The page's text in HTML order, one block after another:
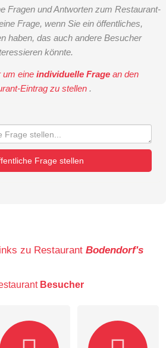
Fragen und Antworten zum Restaurant-
Frage, wenn Sie ein öffentliches,
haben, das auch andere Besucher
könnte.
um eineindividuelle Frage an den
Eintrag zu stellen .
Frage stellen
nicht veröffentlicht)
zu Restaurant Bodendorf's
Besucher